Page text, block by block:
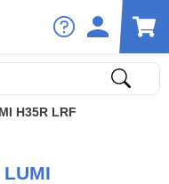
H35R LRF